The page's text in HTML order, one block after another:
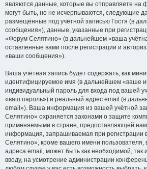
являются данные, которые вы отправляете на
могут быть, но не исчерпываются, следующие
размещённые под учётной записью Гостя (в
сообщения»), данные, указанные при
«Форум Селятино» (в дальнейшем «ваша
оставленные вами после регистрации и
«ваши сообщения»).
Ваша учётная запись будет содержать, как
идентифицируемое имя (в дальнейшем «ваше
индивидуальный пароль для входа под вашей
«ваш пароль») и реальный адрес email (в
email»). Ваша информация из вашей учётной
Селятино» охраняется законами о защите
применяемыми в стране, предоставляющей нам
информация, запрашиваемая при регистрации
Селятино», кроме вашего имени пользователя,
адреса email, может быть как необходимой, так
вводу, на усмотрение администрации